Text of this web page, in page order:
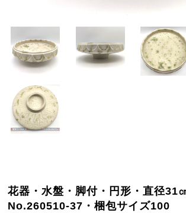
花器・水盤・脚付・円形・直径31
No.260510-37・梱包サイズ100